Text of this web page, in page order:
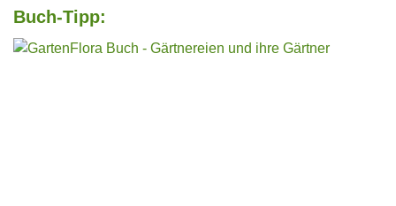
Buch-Tipp: